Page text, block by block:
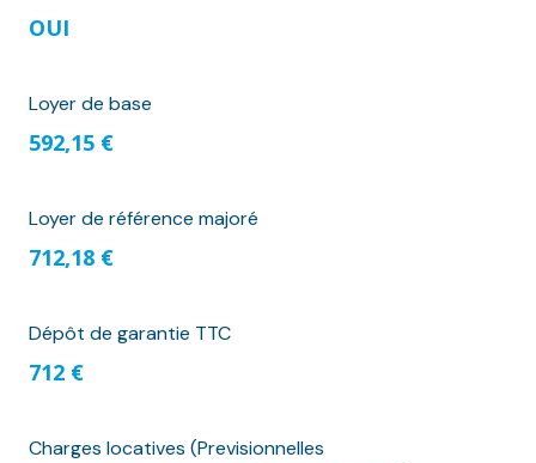
OUI
Loyer de base
592,15 €
Loyer de référence majoré
712,18 €
Dépôt de garantie TTC
712 €
Charges locatives (Previsionnelles